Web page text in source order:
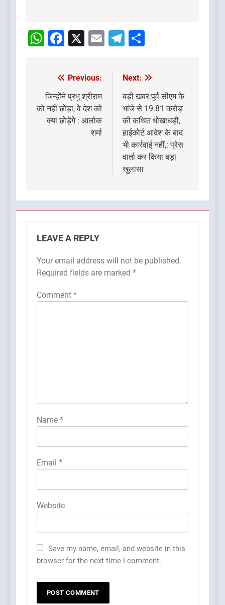
navigation
WhatsApp
Facebook
X EmailTelegram
Post
navigation
Previous:
जिन्होंने प्रभु श्रीराम
को नहीं छोड़ा, वे देश को
क्या छोड़ेंगे : आलोक
शर्मा
Next:
बड़ी खबर:पूर्व सीएम के
भांजे से 19.81 करोड़
की कथित धोखाधड़ी,
हाईकोर्ट आदेश के बाद
भी कार्रवाई नहीं,: प्रेस
वार्ता कर किया बड़ा
खुलासा
LEAVE A REPLY
Your email address will not be published.
Required fields are marked *
Comment *
Name *
Email *
Website
Save my name, email, and website in this
browser for the next time I comment.